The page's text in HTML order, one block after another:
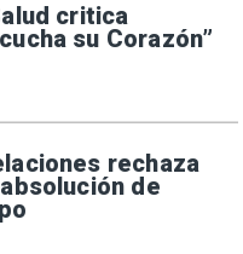
critica
su Corazón”
rechaza
de